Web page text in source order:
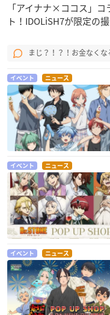
「アイナナ×ココス」
ト！IDOLiSH7が限定の
まじ？！？！お金なくな
イベント ニュース
イベント ニュース
イベント ニュース